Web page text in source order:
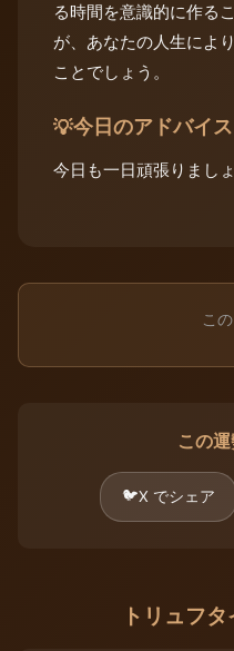
る時間を意識的に作る
が、あなたの人生によ
ことでしょう。
💡今日のアドバイス
今日も一日頑張りましょ
こ
この
🐦X でシェア
トリュフ